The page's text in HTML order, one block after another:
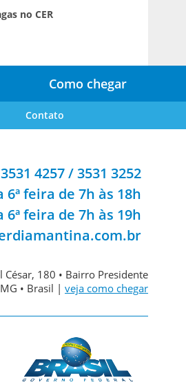
no CER
Como chegar
Contato
3531 4257 / 3531 3252
6ª feira de 7h às 18h
6ª feira de 7h às 19h
César, 180 • Bairro Presidente
• Brasil | veja como chegar